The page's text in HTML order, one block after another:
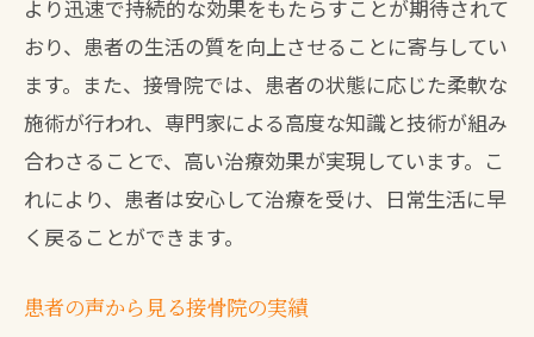
電気刺激療法の最新技術
リハビリテーションの力！接骨院での坐骨神
経痛改善事例
リハビリテーションの基礎知識
実際の改善事例の紹介
リハビリプログラムの内容
継続的な改善を目指す取り組み
より迅速で持続的な効果をもたらすことが期待されて
おり、患者の生活の質を向上させることに寄与してい
ます。また、接骨院では、患者の状態に応じた柔軟な
施術が行われ、専門家による高度な知識と技術が組み
合わさることで、高い治療効果が実現しています。こ
れにより、患者は安心して治療を受け、日常生活に早
く戻ることができます。
患者の声から見る接骨院の実績